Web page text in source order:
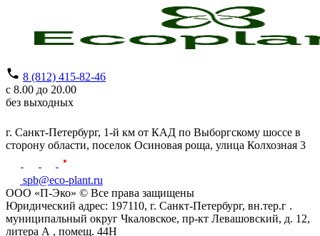
8 (812) 415-82-46
с 8.00 до 20.00
без выходных
г. Санкт-Петербург, 1-й км от КАД по Выборгскому шоссе в
сторону области, поселок Осиновая роща, улица Колхозная 3
spb@eco-plant.ru
ООО «П-Эко» © Все права защищены
Юридический адрес: 197110, г. Санкт-Петербург, вн.тер.г .
муниципальный округ Чкаловское, пр-кт Левашовский, д. 12,
литера А , помещ. 44Н